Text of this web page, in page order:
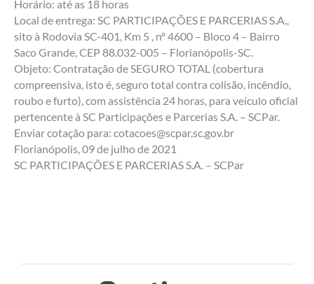
Horário: até as 18 horas
Local de entrega: SC PARTICIPAÇÕES E PARCERIAS S.A.,
sito à Rodovia SC-401, Km 5 , nº 4600 – Bloco 4 – Bairro
Saco Grande, CEP 88.032-005 – Florianópolis-SC.
Objeto: Contratação de SEGURO TOTAL (cobertura
compreensiva, isto é, seguro total contra colisão, incêndio,
roubo e furto), com assistência 24 horas, para veículo oficial
pertencente à SC Participações e Parcerias S.A. – SCPar.
Enviar cotação para: cotacoes@scpar.sc.gov.br
Florianópolis, 09 de julho de 2021
SC PARTICIPAÇÕES E PARCERIAS S.A. – SCPar